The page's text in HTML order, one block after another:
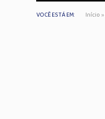
VOCÊ ESTÁ EM: Início »